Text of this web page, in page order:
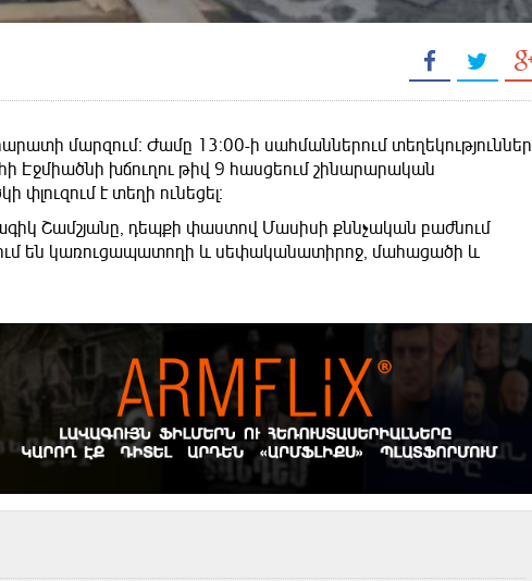
մարզում։ Ժամը 13:00-ի սահմաններում տեղեկություններ
խճուղու թիվ 9 հասցեում շինարարական
է տեղի ունեցել։
Շամշյանը, դեպքի փաստով Մասիսի քննչական բաժնում
են կառուցապատողի և սեփականատիրոջ, մահացածի և